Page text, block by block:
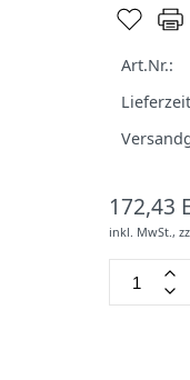
Art.Nr.:
172,43
inkl. MwSt.,